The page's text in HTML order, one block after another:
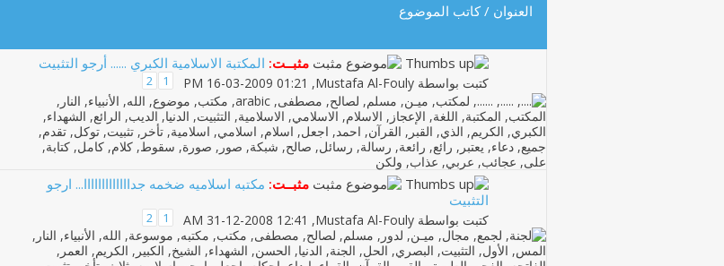
العنوان /كاتب الموضوع
مثبــت: المكتبة الاسلامية الكبري ...... أرجو التثبيت
كتبت بواسطة Mustafa Al-Fouly
‏, 16-03-2009 01:21 PM
1
2
مثبــت: مكتبه اسلاميه ضخمه جدااااااااااااا... ارجو
التثبيت
كتبت بواسطة Mustafa Al-Fouly
‏, 31-12-2008 12:41 AM
1
2